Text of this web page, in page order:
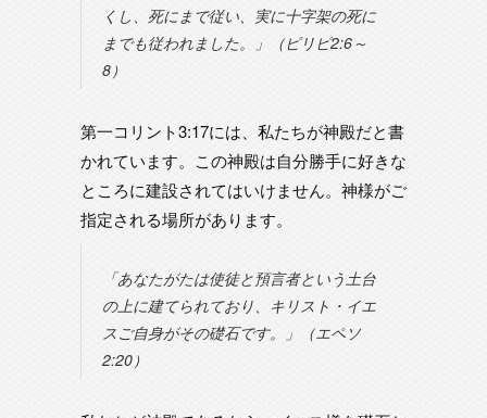
くし、死にまで従い、実に十字架の死に
までも従われました。」（ピリピ2:6～
8）
第一コリント3:17には、私たちが神殿だと書
かれています。この神殿は自分勝手に好きな
ところに建設されてはいけません。神様がご
指定される場所があります。
「あなたがたは使徒と預言者という土台
の上に建てられており、キリスト・イエ
スご自身がその礎石です。」（エペソ
2:20）